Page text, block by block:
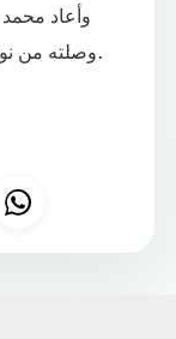
وأعاد محمد
وصلته من نونيز إلى المرمى مدركاً هدف التعادل (80).